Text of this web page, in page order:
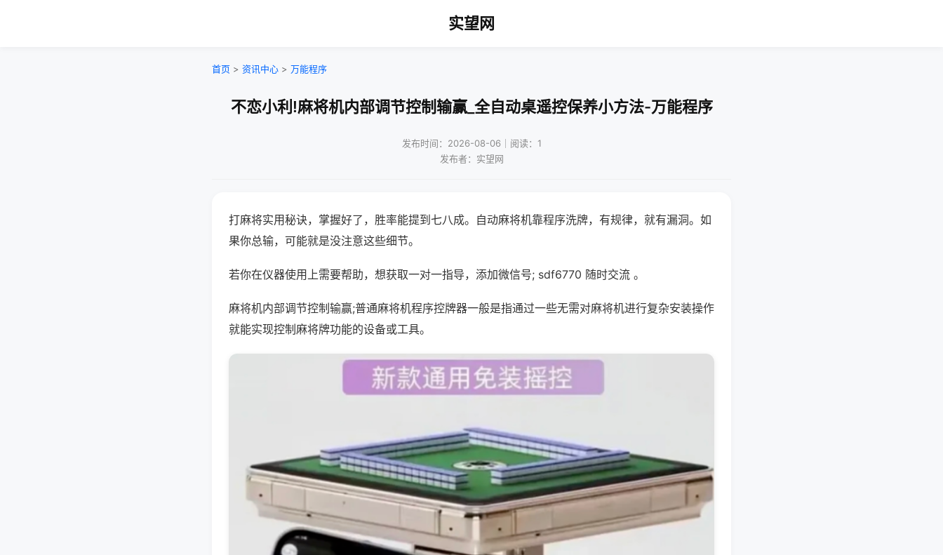
实望网
首页 > 资讯中心 > 万能程序
不恋小利!麻将机内部调节控制输赢_全自动桌遥控保养小方法-万能程序
发布时间：2026-08-06｜阅读：1
发布者：实望网
打麻将实用秘诀，掌握好了，胜率能提到七八成。自动麻将机靠程序洗牌，有规律，就有漏洞。如
果你总输，可能就是没注意这些细节。
若你在仪器使用上需要帮助，想获取一对一指导，添加微信号; sdf6770 随时交流 。
麻将机内部调节控制输赢;普通麻将机程序控牌器一般是指通过一些无需对麻将机进行复杂安装操作
就能实现控制麻将牌功能的设备或工具。